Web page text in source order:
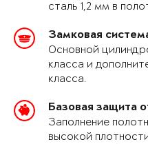
сталь 1,2 мм в
Замковая
Основной
класса и
класса.
Базовая защита
Заполнение
высокой